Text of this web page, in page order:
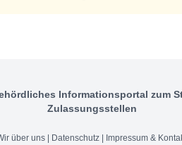
Informationsportal zum
Zulassungsstellen
über uns Datenschutz
Impressum &